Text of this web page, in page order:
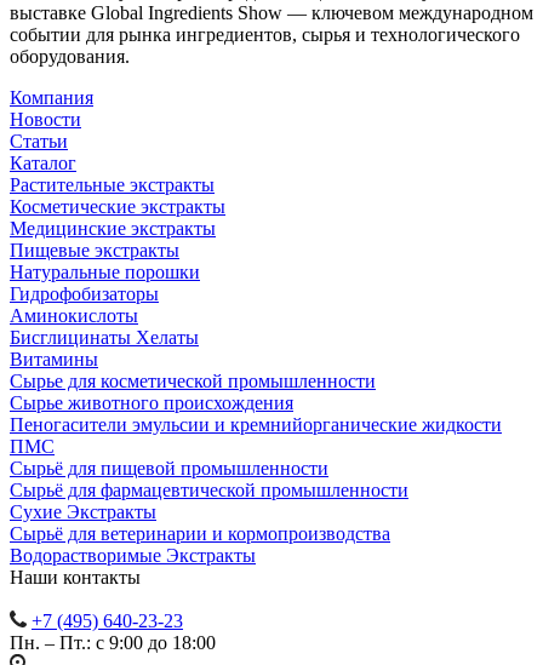
выставке Global Ingredients Show — ключевом международном
событии для рынка ингредиентов, сырья и технологического
оборудования.
Компания
Новости
Статьи
Каталог
Растительные экстракты
Косметические экстракты
Медицинские экстракты
Пищевые экстракты
Натуральные порошки
Гидрофобизаторы
Аминокислоты
Бисглицинаты Хелаты
Витамины
Сырье для косметической промышленности
Сырье животного происхождения
Пеногасители эмульсии и кремнийорганические жидкости
ПМС
Сырьё для пищевой промышленности
Сырьё для фармацевтической промышленности
Сухие Экстракты
Сырьё для ветеринарии и кормопроизводства
Водорастворимые Экстракты
Наши контакты
+7 (495) 640-23-23
Пн. – Пт.: с 9:00 до 18:00